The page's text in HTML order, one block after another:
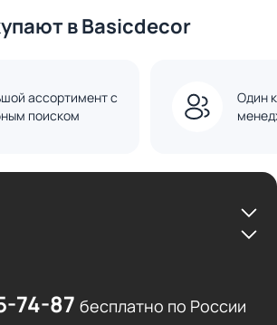
в Basicdecor
ассортимент с
поиском
Один
74-87 бесплатно по России